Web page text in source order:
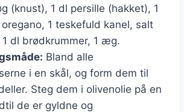
(knust), 1 dl persille (hakket), 1
1 teskefuld kanel, salt
1 dl brødkrummer, 1 æg.
Bland alle
i en skål, og form dem til
Steg dem i olivenolie på en
de er gyldne og